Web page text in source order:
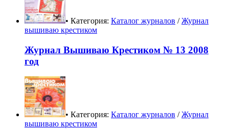
• Категория: Каталог журналов /Журнал
вышиваю крестиком
Журнал Вышиваю Крестиком № 13 2008
год
• Категория: Каталог журналов /Журнал
вышиваю крестиком